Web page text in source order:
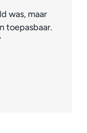
was, maar
toepasbaar.